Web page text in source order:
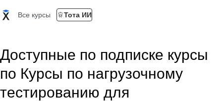
Все курсы Тота ИИ
Доступные по подписке курсы
по Курсы по нагрузочному
тестированию для